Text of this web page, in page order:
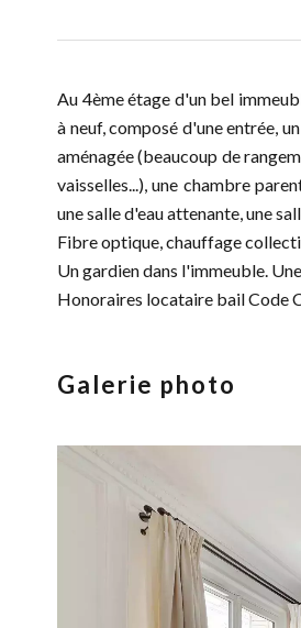
Au 4ème étage d'un bel
à neuf, composé d'une entrée,
aménagée (beaucoup de
vaisselles...), une chambre
une salle d'eau attenante, une
Fibre optique, chauffage
Un gardien dans l'immeuble.
Honoraires locataire bail Code
Galerie photo